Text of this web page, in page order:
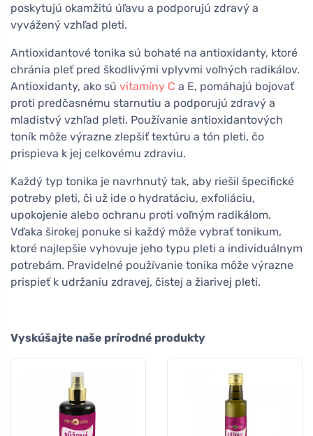
poskytujú okamžitú úľavu a podporujú zdravý a
vyvážený vzhľad pleti.
Antioxidantové tonika sú bohaté na antioxidanty, ktoré
chránia pleť pred škodlivými vplyvmi voľných radikálov.
Antioxidanty, ako sú vitamíny C a E, pomáhajú bojovať
proti predčasnému starnutiu a podporujú zdravý a
mladistvý vzhľad pleti. Používanie antioxidantových
toník môže výrazne zlepšiť textúru a tón pleti, čo
prispieva k jej celkovému zdraviu.
Každý typ tonika je navrhnutý tak, aby riešil špecifické
potreby pleti, či už ide o hydratáciu, exfoliáciu,
upokojenie alebo ochranu proti voľným radikálom.
Vďaka širokej ponuke si každý môže vybrať tonikum,
ktoré najlepšie vyhovuje jeho typu pleti a individuálnym
potrebám. Pravidelné používanie tonika môže výrazne
prispieť k udržaniu zdravej, čistej a žiarivej pleti.
Vyskúšajte naše prírodné produkty